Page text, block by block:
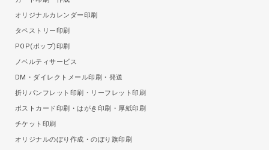
オリジナルカレンダー印刷
タペストリー印刷
POP(ポップ)印刷
ノベルティサービス
DM・ダイレクトメール印刷・発送
折りパンフレット印刷・リーフレット印刷
ポストカード印刷・はがき印刷・厚紙印刷
チケット印刷
オリジナルのぼり作成・のぼり旗印刷